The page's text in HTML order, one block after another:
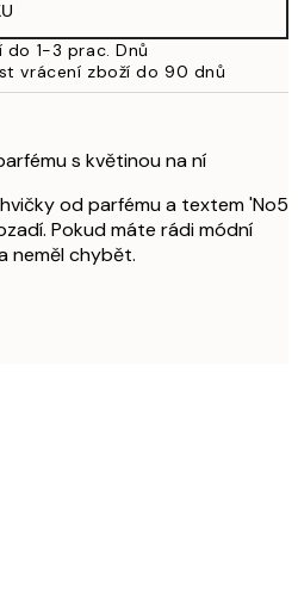
707 Kč
489,50 Kč
979 Kč
do 1-3 prac. Dnů
vrácení zboží do 90 dnů
s květinou na ní
od parfému a textem 'No5
Pokud máte rádi módní
neměl chybět.